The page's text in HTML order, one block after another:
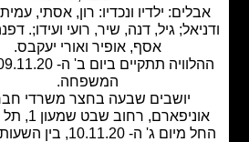
ילדיו ונכדיו: רון, אסתי, עמית, הילה
גיל, דנה, שיר, רועי ועידו;. דפנה (דפי),
אסף, אופיר ואורי יעקבס.
ההלוויה תתקיים ביום ב' ה- 09.11.20, בחוג
המשפחה.
יושבים שבעה בחצר משרדי חברת
אוניפארם, רחוב שבט שמעון 1, תל אביב,
החל מיום ג' ה- 10.11.20, בין השעות 10.00